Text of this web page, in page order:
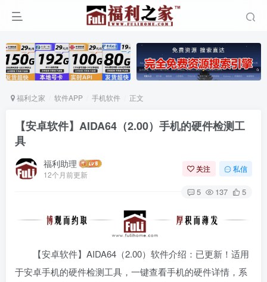
福利之家 软件APP 手机软件 正文
【安卓软件】AIDA64（2.00）手机的硬件检测工
具
福利助理
12个月前更新
关注 私信
5 137 5
【安卓软件】AIDA64（2.00）软件介绍：已更新！适用
于安卓手机的硬件检测工具，一键查看手机的硬件详情，系